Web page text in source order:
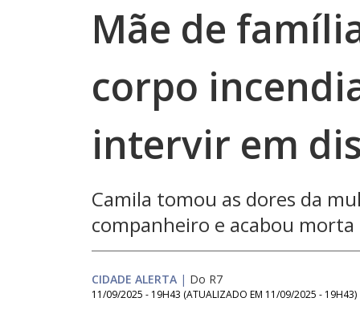
Mãe de
corpo
intervir em
Camila tomou as dores da
companheiro e acabou morta
CIDADE ALERTA | Do R7
11/09/2025 - 19H43 (ATUALIZADO EM 11/09/2025 - 19H43)